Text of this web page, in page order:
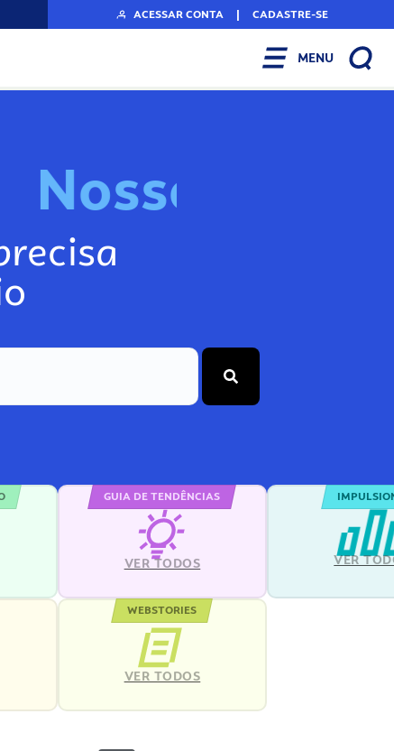
ACESSAR CONTA | CADASTRE-SE
MENU
Nosso
GUIA DE TENDÊNCIAS
VER TODOS VER
WEBSTORIES
VER TODOS